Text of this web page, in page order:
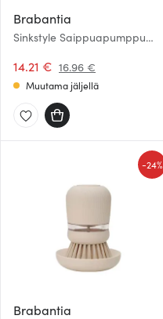
Brabantia
Sinkstyle Saippuapumppu
14.21 € 16.96 €
Muutama jäljellä
Brabantia
-24%